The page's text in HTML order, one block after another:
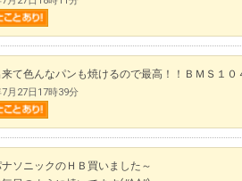
て色んなパンも焼けるので最高！！ＢＭＳ１０
7月27日17時39分
ソニックのＨＢ買いました～